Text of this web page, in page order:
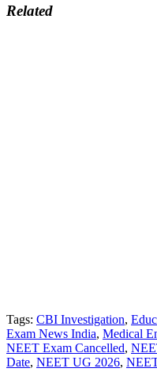
Related
Tags: CBI Investigation,
Exam News India, Medical
NEET Exam Cancelled,
Date, NEET UG 2026,